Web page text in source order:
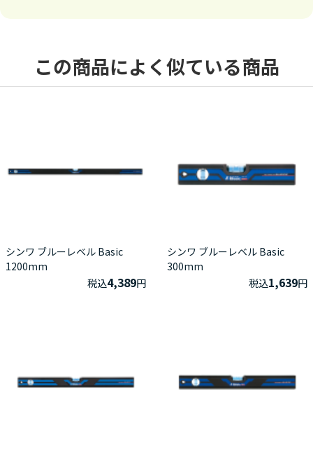
この商品によく似ている商品
シンワ ブルーレベル Basic
1200mm
税込4,389円
シンワ ブルーレベル Basic
300mm
税込1,639円